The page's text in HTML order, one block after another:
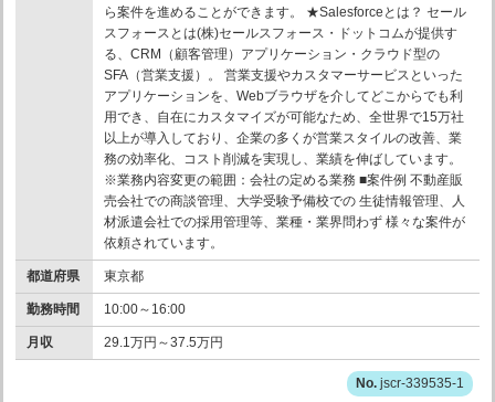
ら案件を進めることができます。 ★Salesforceとは？ セール
スフォースとは(株)セールスフォース・ドットコムが提供す
る、CRM（顧客管理）アプリケーション・クラウド型の
SFA（営業支援）。 営業支援やカスタマーサービスといった
アプリケーションを、Webブラウザを介してどこからでも利
用でき、自在にカスタマイズが可能なため、全世界で15万社
以上が導入しており、企業の多くが営業スタイルの改善、業
務の効率化、コスト削減を実現し、業績を伸ばしています。
※業務内容変更の範囲：会社の定める業務 ■案件例 不動産販
売会社での商談管理、大学受験予備校での 生徒情報管理、人
材派遣会社での採用管理等、業種・業界問わず 様々な案件が
依頼されています。
都道府県 東京都
勤務時間 10:00～16:00
月収 29.1万円～37.5万円
jscr-339535-1